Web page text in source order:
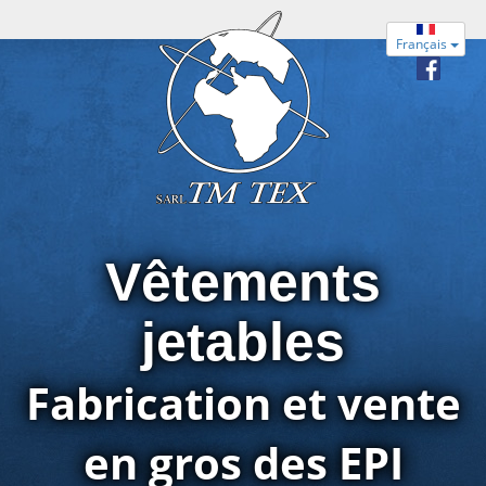
Vêtements
jetables
Fabrication et vente
en gros des EPI
Français